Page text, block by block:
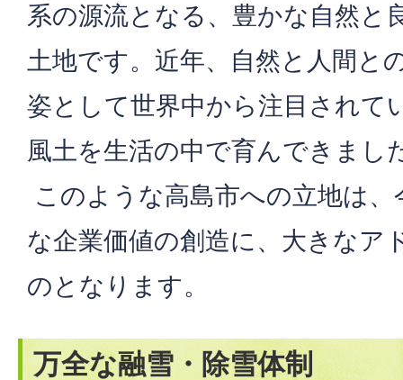
系の源流となる、豊かな自然と
土地です。近年、自然と人間と
姿として世界中から注目されて
風土を生活の中で育んできまし
このような高島市への立地は
な企業価値の創造に、大きなア
のとなります。
万全な融雪・除雪体制